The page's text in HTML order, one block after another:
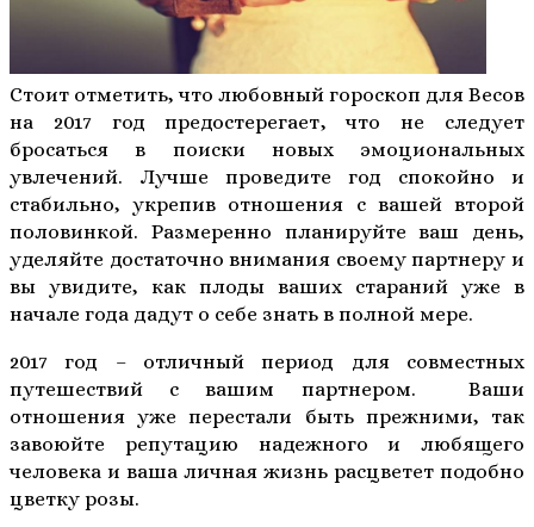
Стоит отметить, что любовный гороскоп для Весов
на 2017 год предостерегает, что не следует
бросаться в поиски новых эмоциональных
увлечений. Лучше проведите год спокойно и
стабильно, укрепив отношения с вашей второй
половинкой. Размеренно планируйте ваш день,
уделяйте достаточно внимания своему партнеру и
вы увидите, как плоды ваших стараний уже в
начале года дадут о себе знать в полной мере.
2017 год – отличный период для совместных
путешествий с вашим партнером. Ваши
отношения уже перестали быть прежними, так
завоюйте репутацию надежного и любящего
человека и ваша личная жизнь расцветет подобно
цветку розы.